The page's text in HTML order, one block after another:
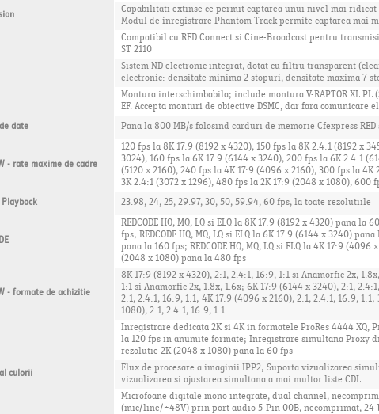
Capabilitati extinse ce permit captarea unui nivel mai
Modul de inregistrare Phantom Track permite captarea mai
Compatibil cu RED Connect si Cine-Broadcast pentru
ST 2110
Sistem ND electronic integrat, dotat cu filtru transparent
electronic: densitate minima 2 stopuri, densitate maxima 7
Montura interschimbabila; include montura V-RAPTOR XL PL
EF. Accepta monturi de obiective DSMC, dar fara comunicare
date Pana la 800 MB/s folosind carduri de memorie Cfexpress
- rate maxime de cadre
120 fps la 8K 17:9 (8192 x 4320), 150 fps la 8K 2.4:1 (8192 x
3024), 160 fps la 6K 17:9 (6144 x 3240), 200 fps la 6K 2.4:1
(5120 x 2160), 240 fps la 4K 17:9 (4096 x 2160), 300 fps la
3K 2.4:1 (3072 x 1296), 480 fps la 2K 17:9 (2048 x 1080), 600
23.98, 24, 25, 29.97, 30, 50, 59.94, 60 fps, la toate rezolutiile
REDCODE HQ, MQ, LQ si ELQ la 8K 17:9 (8192 x 4320) pana la
fps; REDCODE HQ, MQ, LQ si ELQ la 6K 17:9 (6144 x 3240)
pana la 160 fps; REDCODE HQ, MQ, LQ si ELQ la 4K 17:9 (4096
(2048 x 1080) pana la 480 fps
- formate de achizitie
8K 17:9 (8192 x 4320), 2:1, 2.4:1, 16:9, 1:1 si Anamorfic 2x,
1:1 si Anamorfic 2x, 1.8x, 1.6x; 6K 17:9 (6144 x 3240), 2:1,
2:1, 2.4:1, 16:9, 1:1; 4K 17:9 (4096 x 2160), 2:1, 2.4:1, 16:9,
1080), 2:1, 2.4:1, 16:9, 1:1
Inregistrare dedicata 2K si 4K in formatele ProRes 4444 XQ,
la 120 fps in anumite formate; Inregistrare simultana Proxy
rezolutie 2K (2048 x 1080) pana la 60 fps
culorii Flux de procesare a imaginii IPP2; Suporta vizualizarea
vizualizarea si ajustarea simultana a mai multor liste CDL
Microfoane digitale mono integrate, dual channel,
(mic/line/+48V) prin port audio 5-Pin 00B, necomprimat,